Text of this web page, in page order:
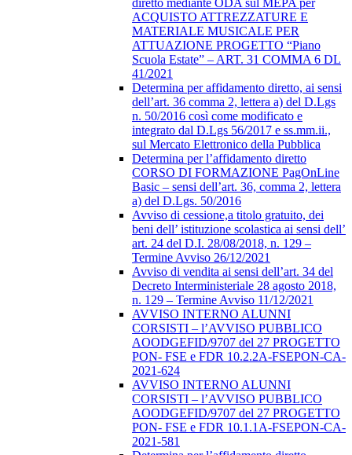
diretto mediante ODA sul MEPA per
ACQUISTO ATTREZZATURE E
MATERIALE MUSICALE PER
ATTUAZIONE PROGETTO “Piano
Scuola Estate” – ART. 31 COMMA 6 DL
41/2021
Determina per affidamento diretto, ai sensi
dell’art. 36 comma 2, lettera a) del D.Lgs
n. 50/2016 così come modificato e
integrato dal D.Lgs 56/2017 e ss.mm.ii.,
sul Mercato Elettronico della Pubblica
Determina per l’affidamento diretto
CORSO DI FORMAZIONE PagOnLine
Basic – sensi dell’art. 36, comma 2, lettera
a) del D.Lgs. 50/2016
Avviso di cessione,a titolo gratuito, dei
beni dell’ istituzione scolastica ai sensi dell’
art. 24 del D.I. 28/08/2018, n. 129 –
Termine Avviso 26/12/2021
Avviso di vendita ai sensi dell’art. 34 del
Decreto Interministeriale 28 agosto 2018,
n. 129 – Termine Avviso 11/12/2021
AVVISO INTERNO ALUNNI
CORSISTI – l’AVVISO PUBBLICO
AOODGEFID/9707 del 27 PROGETTO
PON- FSE e FDR 10.2.2A-FSEPON-CA-
2021-624
AVVISO INTERNO ALUNNI
CORSISTI – l’AVVISO PUBBLICO
AOODGEFID/9707 del 27 PROGETTO
PON- FSE e FDR 10.1.1A-FSEPON-CA-
2021-581